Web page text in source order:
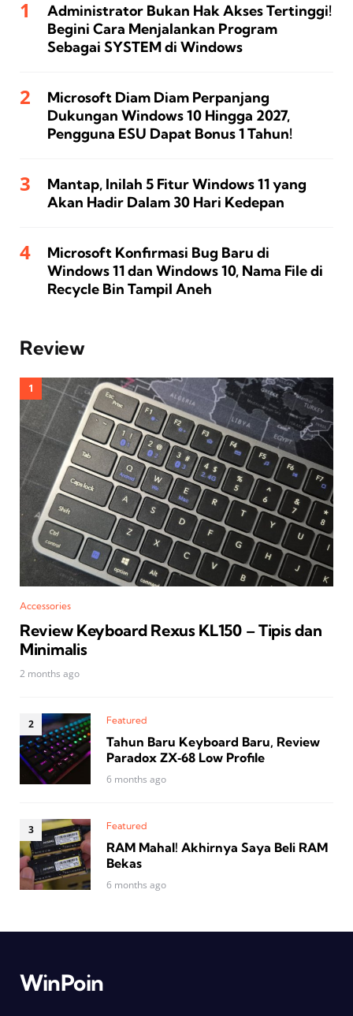
Administrator Bukan Hak Akses Tertinggi!
Begini Cara Menjalankan Program
Sebagai SYSTEM di Windows
Microsoft Diam Diam Perpanjang
Dukungan Windows 10 Hingga 2027,
Pengguna ESU Dapat Bonus 1 Tahun!
Mantap, Inilah 5 Fitur Windows 11 yang
Akan Hadir Dalam 30 Hari Kedepan
Microsoft Konfirmasi Bug Baru di
Windows 11 dan Windows 10, Nama File di
Recycle Bin Tampil Aneh
Review
Accessories
Review Keyboard Rexus KL150 – Tipis dan
Minimalis
2 months ago
Featured
Tahun Baru Keyboard Baru, Review
Paradox ZX‑68 Low Profile
6 months ago
Featured
RAM Mahal! Akhirnya Saya Beli RAM
Bekas
6 months ago
WinPoin